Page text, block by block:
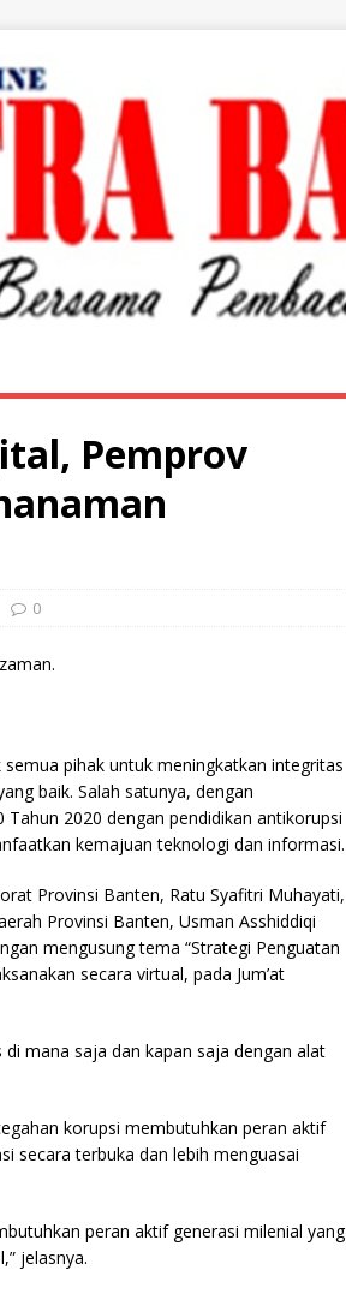
Pemprov
0
pihak untuk meningkatkan integritas
baik. Salah satunya, dengan
2020 dengan pendidikan antikorupsi
kemajuan teknologi dan informasi.
Provinsi Banten, Ratu Syafitri Muhayati,
Provinsi Banten, Usman Asshiddiqi
mengusung tema “Strategi Penguatan
secara virtual, pada Jum’at
mana saja dan kapan saja dengan alat
korupsi membutuhkan peran aktif
secara terbuka dan lebih menguasai
peran aktif generasi milenial yang
jelasnya.